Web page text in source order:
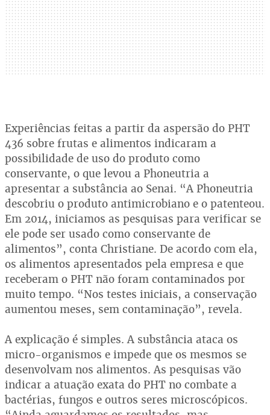
Experiências feitas a partir da aspersão do PHT
436 sobre frutas e alimentos indicaram a
possibilidade de uso do produto como
conservante, o que levou a Phoneutria a
apresentar a substância ao Senai. “A Phoneutria
descobriu o produto antimicrobiano e o patenteou.
Em 2014, iniciamos as pesquisas para verificar se
ele pode ser usado como conservante de
alimentos”, conta Christiane. De acordo com ela,
os alimentos apresentados pela empresa e que
receberam o PHT não foram contaminados por
muito tempo. “Nos testes iniciais, a conservação
aumentou meses, sem contaminação”, revela.
A explicação é simples. A substância ataca os
micro-organismos e impede que os mesmos se
desenvolvam nos alimentos. As pesquisas vão
indicar a atuação exata do PHT no combate a
bactérias, fungos e outros seres microscópicos.